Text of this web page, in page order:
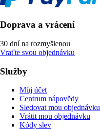
Doprava a vrácení
30 dní na rozmyšlenou
Vraťte svou objednávku
Služby
Můj účet
Centrum nápovědy
Sledovat mou objednávku
Vrátit mou objednávku
Kódy slev